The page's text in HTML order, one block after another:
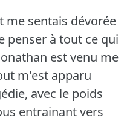
me sentais dévorée
penser à tout ce qui
est venu me
m'est apparu
avec le poids
entrainant vers